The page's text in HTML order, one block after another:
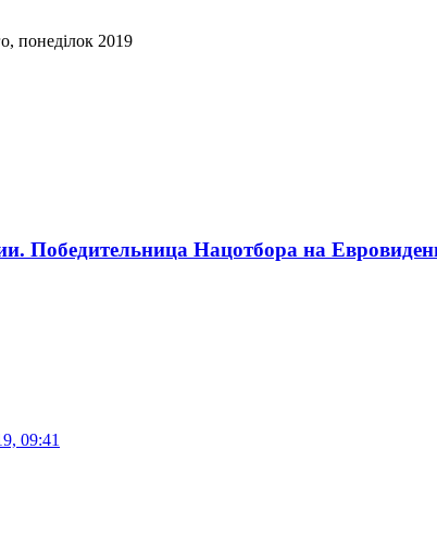
понеділок 2019
Победительница Нацотбора на
09:41